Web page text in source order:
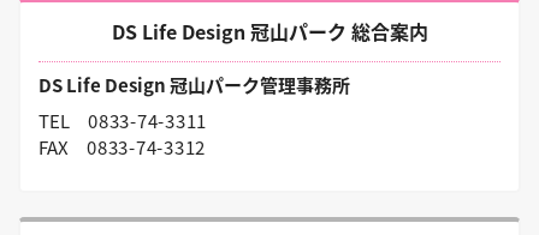
DS Life Design 冠山パーク 総合案内
DS Life Design 冠山パーク管理事務所
TEL 0833-74-3311
FAX 0833-74-3312